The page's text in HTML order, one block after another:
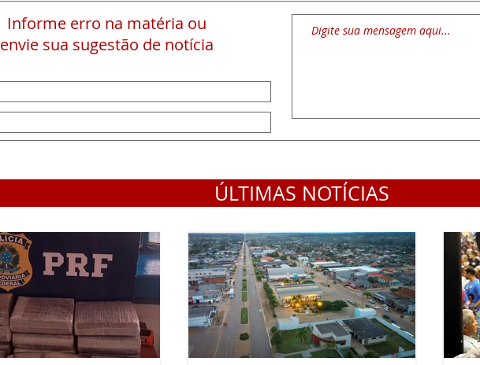
Informe erro na matéria ou
envie sua sugestão de notícia
ÚLTIMAS NOTÍCIAS